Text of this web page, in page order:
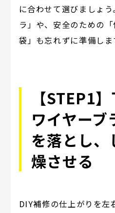
に合わせて選びましょ
ラ」や、安全のための
袋」も忘れずに準備しま
【STEP1
ワイヤーブ
を落とし、
燥させる
DIY補修の仕上がりを左